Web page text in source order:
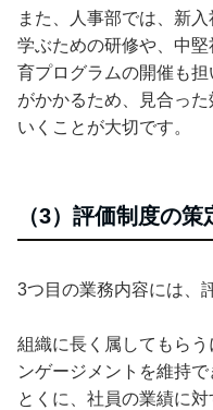
また、人事部では、新
学ぶための研修や、中
育プログラムの開催も
がかかるため、見合っ
いくことが大切です。
（3）評価制度の策
3つ目の業務内容には、
組織に長く属してもら
ンゲージメントを維持
とくに、社員の業績に